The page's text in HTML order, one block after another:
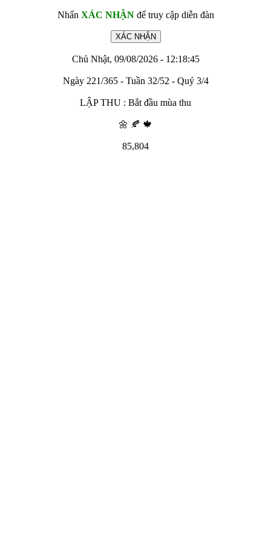
Nhấn XÁC NHẬNđể truy cập diễn đàn
Chủ Nhật, 09/08/2026 - 12:18:45
Ngày 221/365 - Tuần 32/52 - Quý 3/4
LẬP THU : Bắt đầu mùa thu
🌼 🍂 🍁
85,804